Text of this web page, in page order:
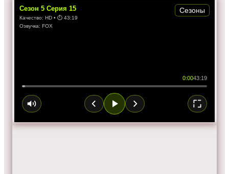
Сезон 5 Серия 15
Качество: HD • ⏱ 43:19
Озвучка: FOX
0:0043:19
Сезоны